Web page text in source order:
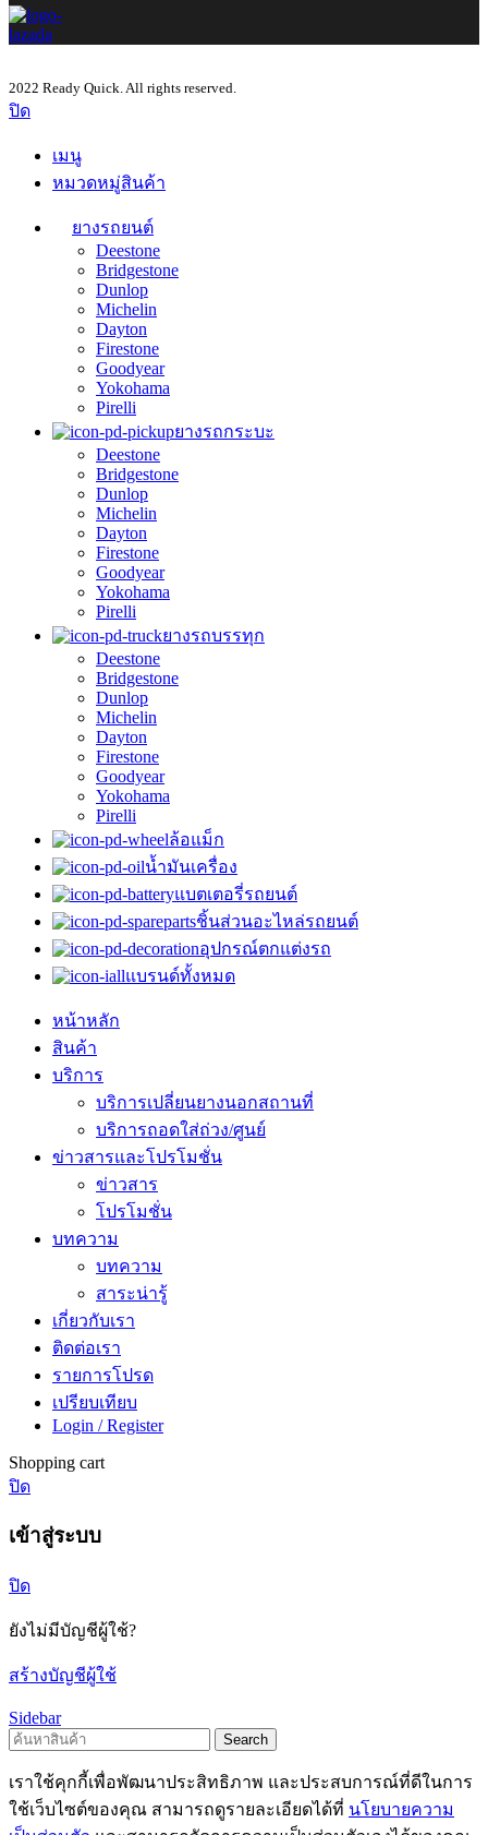
2022 Ready Quick. All rights reserved.
ปิด
เมนู
หมวดหมู่สินค้า
ยางรถยนต์
Deestone
Bridgestone
Dunlop
Michelin
Dayton
Firestone
Goodyear
Yokohama
Pirelli
ยางรถกระบะ
Deestone
Bridgestone
Dunlop
Michelin
Dayton
Firestone
Goodyear
Yokohama
Pirelli
ยางรถบรรทุก
Deestone
Bridgestone
Dunlop
Michelin
Dayton
Firestone
Goodyear
Yokohama
Pirelli
ล้อแม็ก
น้ำมันเครื่อง
แบตเตอรี่รถยนต์
ชิ้นส่วนอะไหล่รถยนต์
อุปกรณ์ตกแต่งรถ
แบรนด์ทั้งหมด
หน้าหลัก
สินค้า
บริการ
บริการเปลี่ยนยางนอกสถานที่
บริการถอดใส่ถ่วง/ศูนย์
ข่าวสารและโปรโมชั่น
ข่าวสาร
โปรโมชั่น
บทความ
บทความ
สาระน่ารู้
เกี่ยวกับเรา
ติดต่อเรา
รายการโปรด
เปรียบเทียบ
Login / Register
Shopping cart
ปิด
เข้าสู่ระบบ
ปิด
ยังไม่มีบัญชีผู้ใช้?
สร้างบัญชีผู้ใช้
Sidebar
Search
เราใช้คุกกี้เพื่อพัฒนาประสิทธิภาพ และประสบการณ์ที่ดีในการ
ใช้เว็บไซต์ของคุณ สามารถดูรายละเอียดได้ที่ นโยบายความ